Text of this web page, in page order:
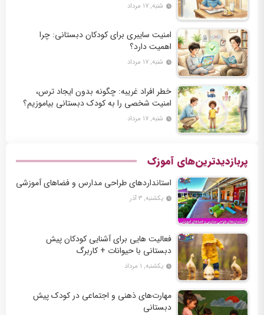
شنبه, ۱۷ مرداد
امنیت سایبری برای کودکان دبستانی: چرا
اهمیت دارد؟
شنبه, ۱۷ مرداد
خطر افراد غریبه: چگونه بدون ایجاد ترس،
امنیت شخصی را به کودک دبستانی بیاموزیم؟
شنبه, ۱۷ مرداد
پربازدیدترین‌های آموزک
استانداردهای طراحی مدارس و فضاهای آموزشی
یکشنبه, ۳ آذر
فعالیت‌ هایی برای آشنایی کودکان پیش
دبستانی با حیوانات + کاربرگ
یکشنبه, ۱ مرداد
مهارت‌های ذهنی و اجتماعی در کودک پیش
دبستانی